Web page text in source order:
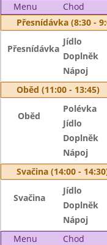
Menu Chod
Přesnídávka (8:30 -
Přesnídávka
Jídlo
Doplněk
Nápoj
Oběd (11:00 - 13:45)
Oběd
Polévka
Jídlo
Doplněk
Nápoj
Svačina (14:00 -
Svačina
Jídlo
Doplněk
Nápoj
Menu
Chod